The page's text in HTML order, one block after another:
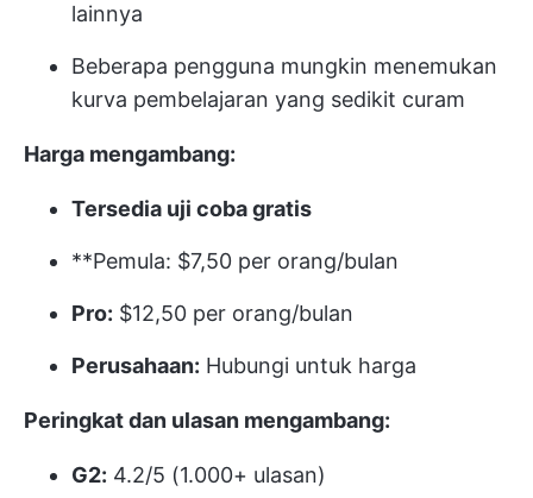
lainnya
Beberapa pengguna mungkin menemukan
kurva pembelajaran yang sedikit curam
Harga mengambang:
Tersedia uji coba gratis
**Pemula: $7,50 per orang/bulan
Pro: $12,50 per orang/bulan
Perusahaan: Hubungi untuk harga
Peringkat dan ulasan mengambang:
G2: 4.2/5 (1.000+ ulasan)